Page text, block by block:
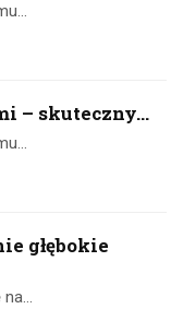
– skuteczny...
głębokie
na…